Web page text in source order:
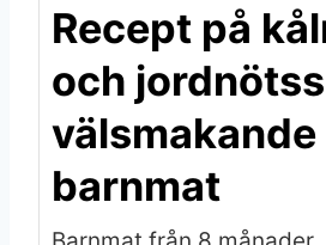
Recept på
och
välsmakande
barnmat